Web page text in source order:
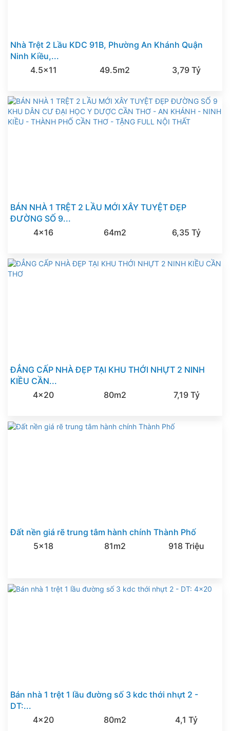
Nhà Trệt 2 Lầu KDC 91B, Phường An Khánh Quận
Ninh Kiều,...
4.5x11
49.5m2 3,79 Tỷ
BÁN NHÀ 1 TRỆT 2 LẦU MỚI XÂY TUYỆT ĐẸP
ĐƯỜNG SỐ 9...
4x16
64m2 6,35 Tỷ
ĐẲNG CẤP NHÀ ĐẸP TẠI KHU THỚI NHỰT 2 NINH
KIỀU CẦN...
4x20
80m2 7,19 Tỷ
Đất nền giá rẽ trung tâm hành chính Thành Phố
5x18
81m2 918 Triệu
Bán nhà 1 trệt 1 lầu đường số 3 kdc thới nhựt 2 -
DT:...
4x20
80m2 4,1 Tỷ